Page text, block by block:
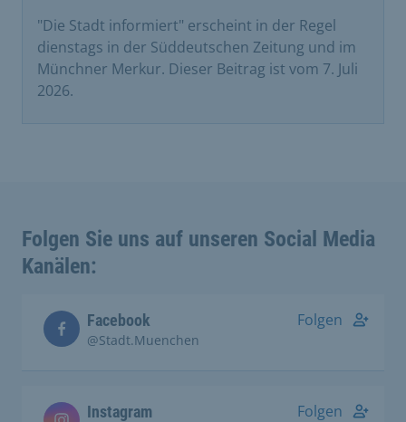
"Die Stadt informiert" erscheint in der Regel
dienstags in der Süddeutschen Zeitung und im
Münchner Merkur. Dieser Beitrag ist vom 7. Juli
2026.
Folgen Sie uns auf unseren Social Media
Kanälen:
Facebook
@Stadt.Muenchen
Folgen
Instagram Folgen